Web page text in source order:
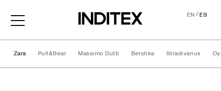
EN/ES
Zara Pull&Bear Massimo Dutti Bershka Stradivarius